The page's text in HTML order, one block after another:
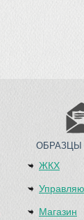
ОБРАЗЦЫ
ЖКХ
Магазин